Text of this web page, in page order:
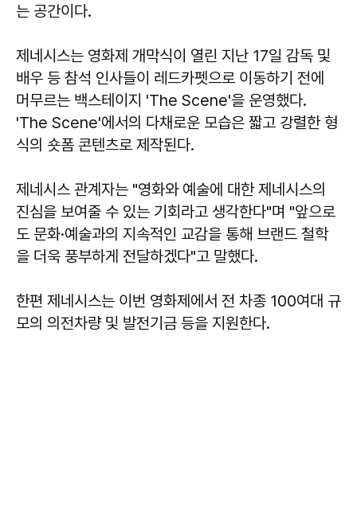
는 공간이다.
제네시스는 영화제 개막식이 열린 지난 17일 감독 및
배우 등 참석 인사들이 레드카펫으로 이동하기 전에
머무르는 백스테이지 'The Scene'을 운영했다.
'The Scene'에서의 다채로운 모습은 짧고 강렬한 형
식의 숏폼 콘텐츠로 제작된다.
제네시스 관계자는 "영화와 예술에 대한 제네시스의
진심을 보여줄 수 있는 기회라고 생각한다"며 "앞으로
도 문화·예술과의 지속적인 교감을 통해 브랜드 철학
을 더욱 풍부하게 전달하겠다"고 말했다.
한편 제네시스는 이번 영화제에서 전 차종 100여대 규
모의 의전차량 및 발전기금 등을 지원한다.